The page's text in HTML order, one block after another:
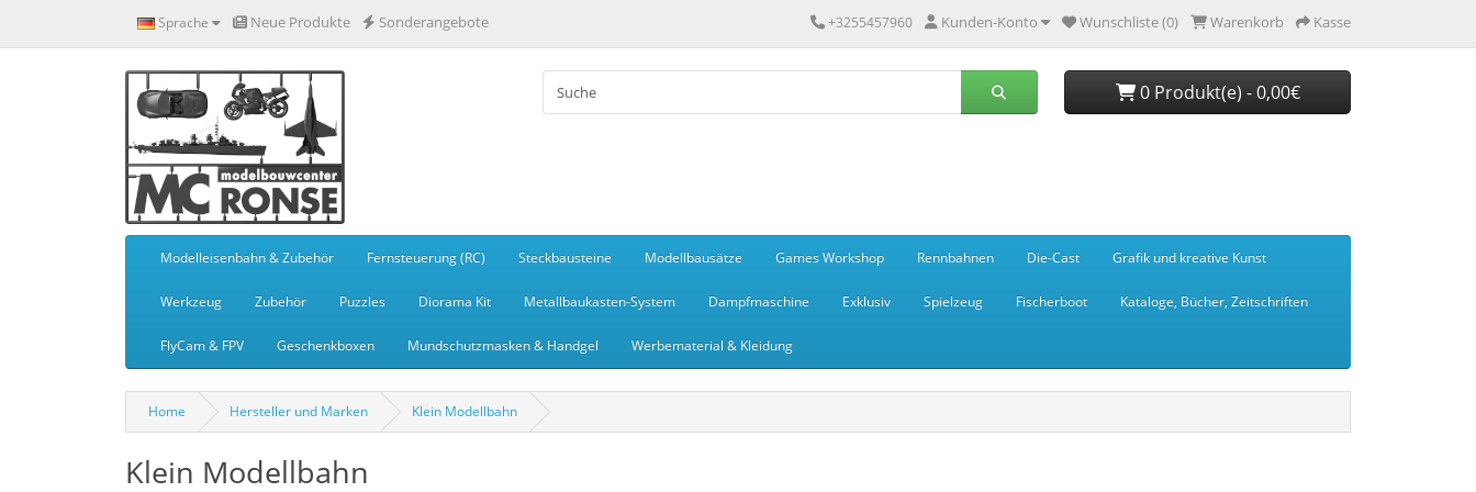
Sprache Neue Produkte Sonderangebote +3255457960 Kunden-Konto Wunschliste (0) Warenkorb Kasse
0 Produkt(e) - 0,00€
Modelleisenbahn & Zubehör Fernsteuerung (RC) Steckbausteine Modellbausätze Games Workshop Rennbahnen Die-Cast Grafik und kreative Kunst
Werkzeug Zubehör Puzzles Diorama Kit Metallbaukasten-System Dampfmaschine Exklusiv Spielzeug Fischerboot Kataloge, Bücher, Zeitschriften
FlyCam & FPV Geschenkboxen Mundschutzmasken & Handgel Werbematerial & Kleidung
Home Hersteller und Marken Klein Modellbahn
Klein Modellbahn